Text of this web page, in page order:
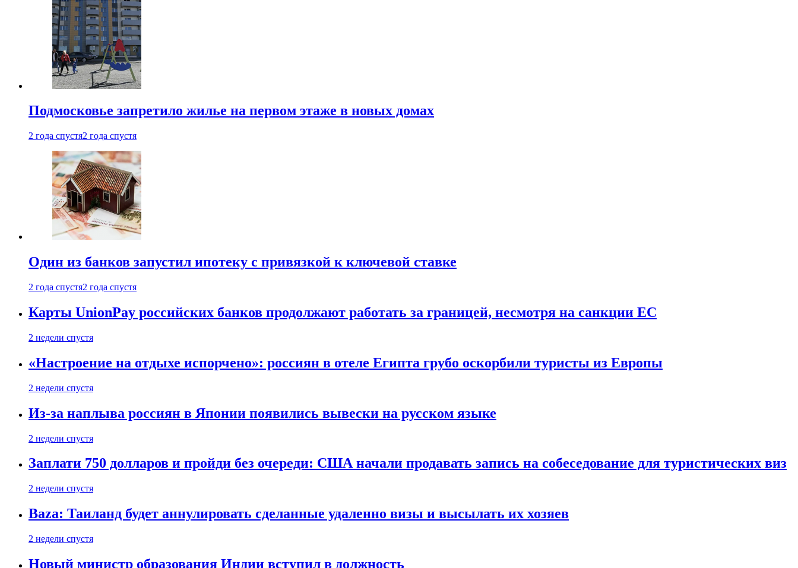
Подмосковье запретило жилье на первом этаже в новых домах
2 года спустя2 года спустя
Один из банков запустил ипотеку с привязкой к ключевой ставке
2 года спустя2 года спустя
Карты UnionPay российских банков продолжают работать за границей, несмотря на санкции ЕС
2 недели спустя
«Настроение на отдыхе испорчено»: россиян в отеле Египта грубо оскорбили туристы из Европы
2 недели спустя
Из-за наплыва россиян в Японии появились вывески на русском языке
2 недели спустя
Заплати 750 долларов и пройди без очереди: США начали продавать запись на собеседование для туристических виз
2 недели спустя
Baza: Таиланд будет аннулировать сделанные удаленно визы и высылать их хозяев
2 недели спустя
Новый министр образования Индии вступил в должность